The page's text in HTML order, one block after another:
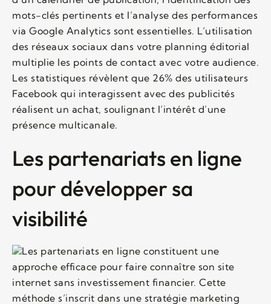
mots-clés pertinents et l’analyse des performances
via Google Analytics sont essentielles. L’utilisation
des réseaux sociaux dans votre planning éditorial
multiplie les points de contact avec votre audience.
Les statistiques révèlent que 26% des utilisateurs
Facebook qui interagissent avec des publicités
réalisent un achat, soulignant l’intérêt d’une
présence multicanale.
Les partenariats en ligne
pour développer sa
visibilité
Les partenariats en ligne constituent une
approche efficace pour faire connaître son site
internet sans investissement financier. Cette
méthode s’inscrit dans une stratégie marketing